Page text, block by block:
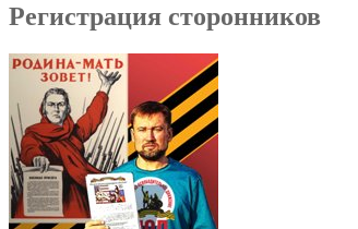
Регистрация сторонников